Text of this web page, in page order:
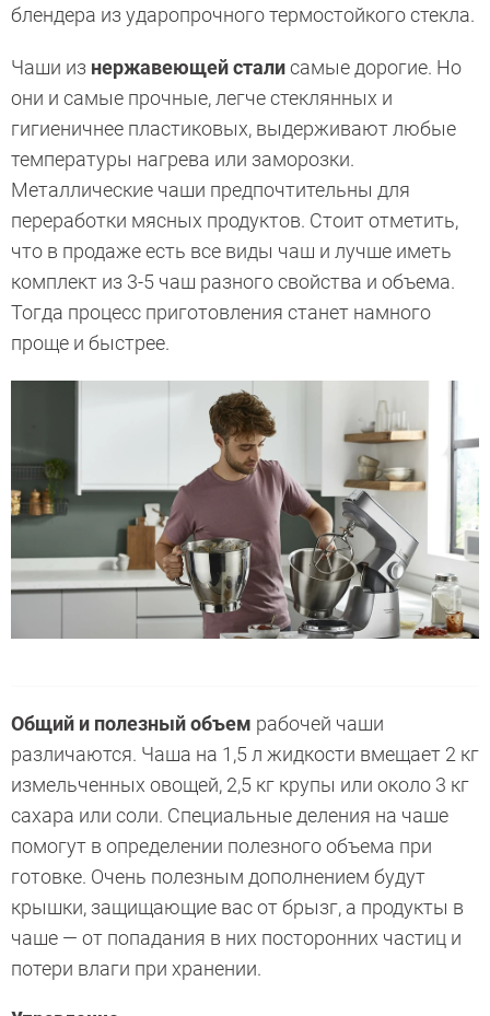
блендера из ударопрочного термостойкого стекла.
Чаши из нержавеющей сталисамые дорогие. Но
они и самые прочные, легче стеклянных и
гигиеничнее пластиковых, выдерживают любые
температуры нагрева или заморозки.
Металлические чаши предпочтительны для
переработки мясных продуктов. Стоит отметить,
что в продаже есть все виды чаш и лучше иметь
комплект из 3-5 чаш разного свойства и объема.
Тогда процесс приготовления станет намного
проще и быстрее.
Общий и полезный объем рабочей чаши
различаются. Чаша на 1,5 л жидкости вмещает 2 кг
измельченных овощей, 2,5 кг крупы или около 3 кг
сахара или соли. Специальные деления на чаше
помогут в определении полезного объема при
готовке. Очень полезным дополнением будут
крышки, защищающие вас от брызг, а продукты в
чаше — от попадания в них посторонних частиц и
потери влаги при хранении.